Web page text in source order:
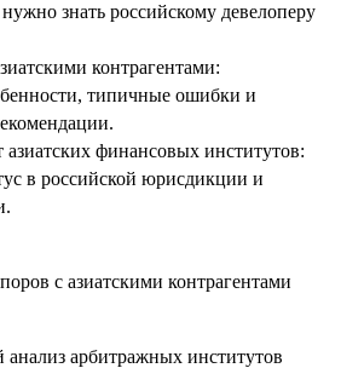
знать российскому девелоперу
контрагентами:
типичные ошибки и
азиатских финансовых институтов:
в российской юрисдикции и
с азиатскими контрагентами
арбитражных институтов